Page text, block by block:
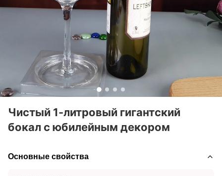
Чистый 1-литровый гигантский
бокал с юбилейным декором
Основные свойства